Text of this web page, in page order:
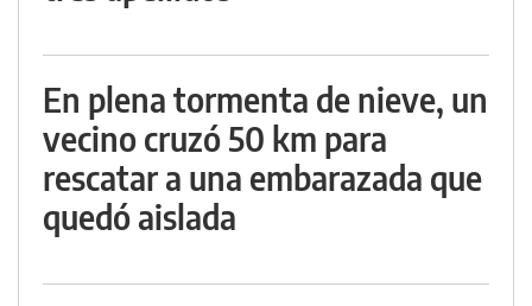
En plena tormenta de nieve, un
vecino cruzó 50 km para
rescatar a una embarazada que
quedó aislada